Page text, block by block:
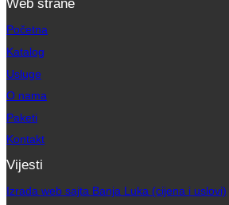
Web strane
Početna
Katalog
Usluge
O nama
Paketi
Kontakt
Vijesti
Izrada web sajta Banja Luka (cijena i uslovi)